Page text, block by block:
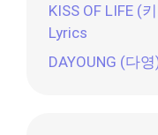
KISS OF LIFE (
Lyrics
DAYOUNG (다